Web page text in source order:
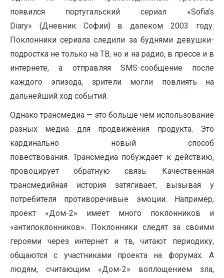
появился португальский сериал «Sofia’s
Diary» (Дневник Софии) в далеком 2003 году.
Поклонники сериала следили за буднями девушки-
подростка не только на ТВ, но и на радио, в прессе и в
интернете, а отправляя SMS-сообщение после
каждого эпизода, зрители могли повлиять на
дальнейший ход событий.
Однако трансмедиа — это больше чем использование
разных медиа для продвижения продукта. Это
кардинально новый способ
повествования. Трансмедиа побуждает к действию,
провоцирует обратную связь. Качественная
трансмедийная история затягивает, вызывая у
потребителя противоречивые эмоции. Например,
проект «Дом-2» имеет много поклонников и
«антипоклонников». Поклонники следят за своими
героями через интернет и тв, читают периодику,
общаются с участниками проекта на форумах. А
людям, считающим «Дом-2» воплощением зла,